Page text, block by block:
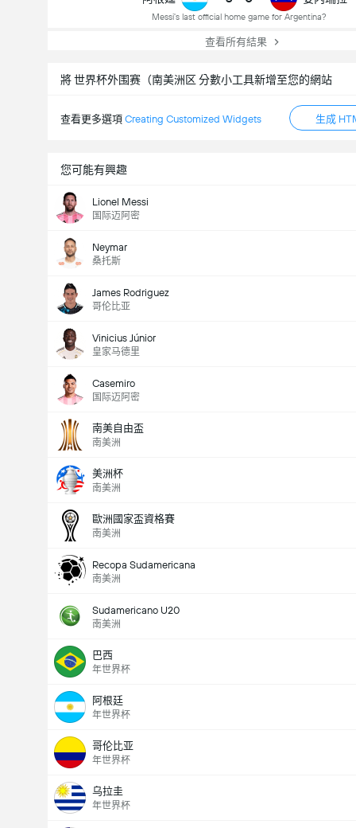
Messi's last official home game for Argentina?
查看所有結果
將 世界杯外围赛（南美洲区 分數小工具新增至您的網站
查看更多選項 Creating Customized Widgets 生成
您可能有興趣
Lionel Messi
国际迈阿密
Neymar
桑托斯
James Rodriguez
哥伦比亚
Vinicius Júnior
皇家马德里
Casemiro
国际迈阿密
南美自由盃
南美洲
美洲杯
南美洲
歐洲國家盃資格賽
南美洲
Recopa Sudamericana
南美洲
Sudamericano U20
南美洲
巴西
年世界杯
阿根廷
年世界杯
哥伦比亚
年世界杯
乌拉圭
年世界杯
全場總得分 (2.5)
總票數： 8,086